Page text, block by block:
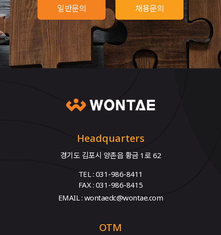
일반문의 채용문의
Headquarters
경기도 김포시 양촌읍 황금 1로 62
TEL : 031-986-8411
FAX : 031-986-8415
EMAIL : wontaedc@wontae.com
OTM